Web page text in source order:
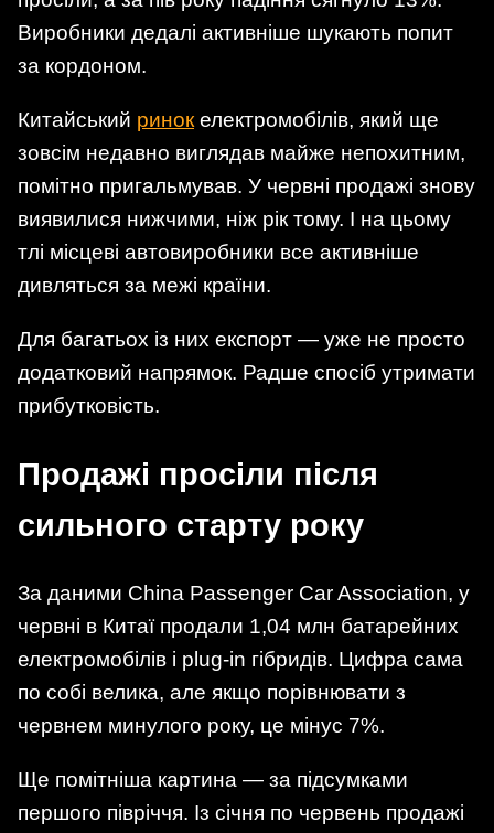
Виробники дедалі активніше шукають попит
за кордоном.
Китайський ринок електромобілів, який ще
зовсім недавно виглядав майже непохитним,
помітно пригальмував. У червні продажі знову
виявилися нижчими, ніж рік тому. І на цьому
тлі місцеві автовиробники все активніше
дивляться за межі країни.
Для багатьох із них експорт — уже не просто
додатковий напрямок. Радше спосіб утримати
прибутковість.
Продажі просіли після
сильного старту року
За даними China Passenger Car Association, у
червні в Китаї продали 1,04 млн батарейних
електромобілів і plug-in гібридів. Цифра сама
по собі велика, але якщо порівнювати з
червнем минулого року, це мінус 7%.
Ще помітніша картина — за підсумками
першого півріччя. Із січня по червень продажі